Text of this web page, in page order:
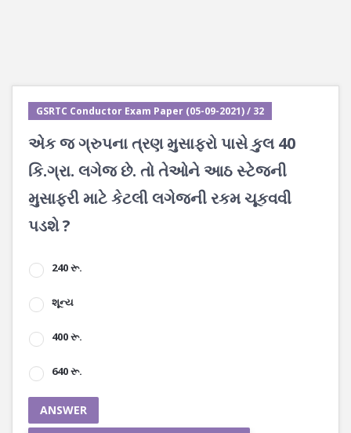
GSRTC Conductor Exam Paper (05-09-2021) / 32
એક જ ગ્રુપના ત્રણ મુસાફરો પાસે કુલ 40
કિ.ગ્રા. લગેજ છે. તો તેઓને આઠ સ્ટેજની
મુસાફરી માટે કેટલી લગેજની રકમ ચૂકવવી
પડશે ?
240 રૂ.
શૂન્ય
400 રૂ.
640 રૂ.
ANSWER